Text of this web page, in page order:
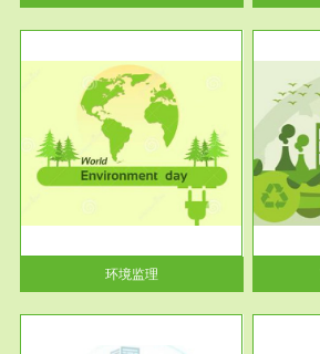
环境监理
服务范围
VOCs在线监测
根据《重点区域大气污染防
治“十二五”规划》有机废气净化
率达...